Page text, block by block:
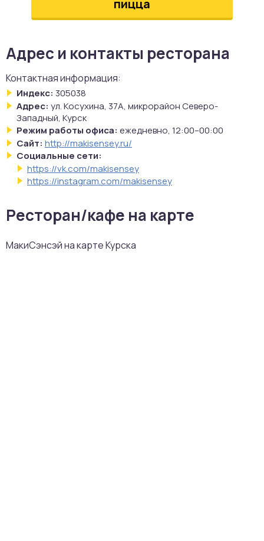
пицца
Адрес и контакты ресторана
Контактная информация:
Индекс: 305038
Адрес: ул. Косухина, 37А, микрорайон Северо-
Западный, Курск
Режим работы офиса: ежедневно, 12:00–00:00
Сайт: http://makisensey.ru/
Социальные сети:
https://vk.com/makisensey
https://instagram.com/makisensey
Ресторан/кафе на карте
МакиСэнсэй на карте Курска